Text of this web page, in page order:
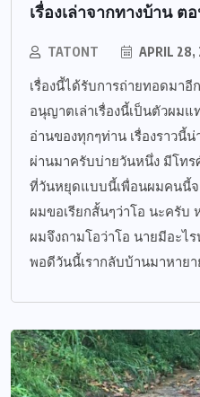
เรื่องเล่าจากทางบ้าน
TATONT APRIL 28,
เรื่องนี้ได้รับการถ่ายทอดมา
อนุญาตเล่าเรื่องนี้เป็นตัวผม
อ่านของทุกๆท่าน เรื่องราวนี้
ผ่านมาครับบ่ายวันหนึ่ง มีโท
ที่วันหยุดแบบนี้เพื่อนผมคนนี้จ
ผมขอเรียกสั้นๆว่าโอ นะครับ
ผมจึงถามโอว่าโอ นายมีอะไร
พอดีวันนี้เรากลับบ้านมาหายา